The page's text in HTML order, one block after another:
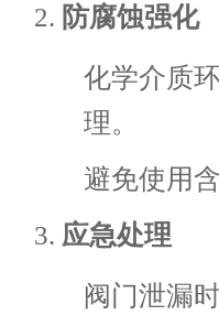
防腐蚀强化
化学介质
理。
避免使用
应急处理
阀门泄漏